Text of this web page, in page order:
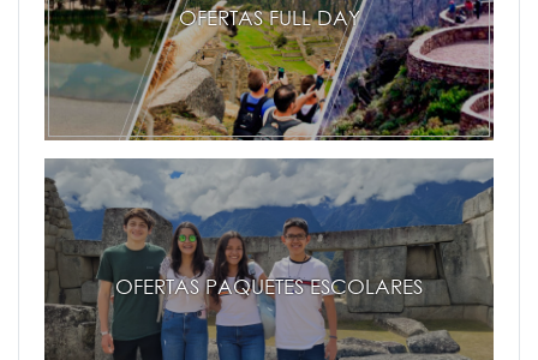
OFERTAS FULL DAY
OFERTAS PAQUETES ESCOLARES